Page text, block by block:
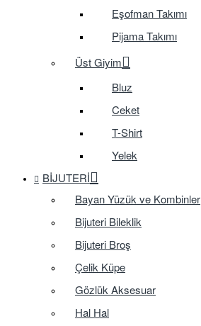
Eşofman Takımı
Pijama Takımı
Üst Giyim
Bluz
Ceket
T-Shirt
Yelek
BIJUTERI
Bayan Yüzük ve Kombinler
Bijuteri Bileklik
Bijuteri Broş
Çelik Küpe
Gözlük Aksesuar
Hal Hal